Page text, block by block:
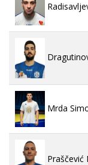
Mrda
Praščević